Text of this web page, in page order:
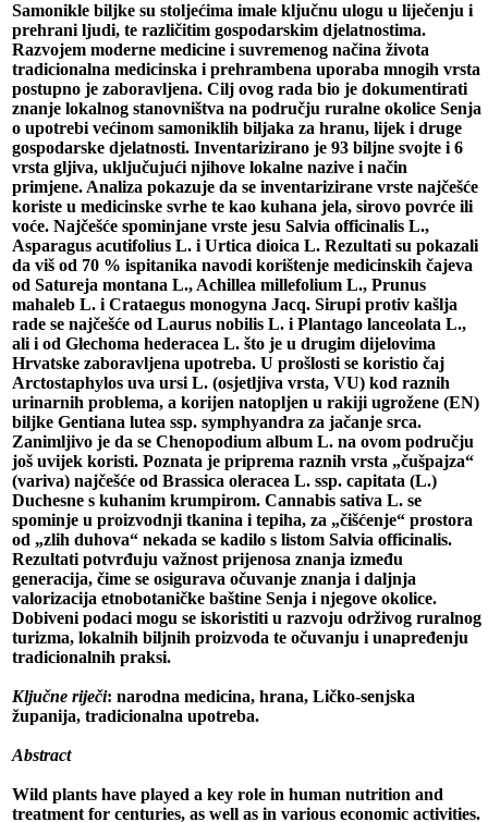
Samonikle biljke su stoljećima imale ključnu ulogu u liječenju i
prehrani ljudi, te različitim gospodarskim djelatnostima.
Razvojem moderne medicine i suvremenog načina života
tradicionalna medicinska i prehrambena uporaba mnogih vrsta
postupno je zaboravljena. Cilj ovog rada bio je dokumentirati
znanje lokalnog stanovništva na području ruralne okolice Senja
o upotrebi većinom samoniklih biljaka za hranu, lijek i druge
gospodarske djelatnosti. Inventarizirano je 93 biljne svojte i 6
vrsta gljiva, uključujući njihove lokalne nazive i način
primjene. Analiza pokazuje da se inventarizirane vrste najčešće
koriste u medicinske svrhe te kao kuhana jela, sirovo povrće ili
voće. Najčešće spominjane vrste jesu Salvia officinalis L.,
Asparagus acutifolius L. i Urtica dioica L. Rezultati su pokazali
da viš od 70 % ispitanika navodi korištenje medicinskih čajeva
od Satureja montana L., Achillea millefolium L., Prunus
mahaleb L. i Crataegus monogyna Jacq. Sirupi protiv kašlja
rade se najčešće od Laurus nobilis L. i Plantago lanceolata L.,
ali i od Glechoma hederacea L. što je u drugim dijelovima
Hrvatske zaboravljena upotreba. U prošlosti se koristio čaj
Arctostaphylos uva ursi L. (osjetljiva vrsta, VU) kod raznih
urinarnih problema, a korijen natopljen u rakiji ugrožene (EN)
biljke Gentiana lutea ssp. symphyandra za jačanje srca.
Zanimljivo je da se Chenopodium album L. na ovom području
još uvijek koristi. Poznata je priprema raznih vrsta „čušpajza“
(variva) najčešće od Brassica oleracea L. ssp. capitata (L.)
Duchesne s kuhanim krumpirom. Cannabis sativa L. se
spominje u proizvodnji tkanina i tepiha, za „čišćenje“ prostora
od „zlih duhova“ nekada se kadilo s listom Salvia officinalis.
Rezultati potvrđuju važnost prijenosa znanja između
generacija, čime se osigurava očuvanje znanja i daljnja
valorizacija etnobotaničke baštine Senja i njegove okolice.
Dobiveni podaci mogu se iskoristiti u razvoju održivog ruralnog
turizma, lokalnih biljnih proizvoda te očuvanju i unapređenju
tradicionalnih praksi.
Ključne riječi: narodna medicina, hrana, Ličko-senjska
županija, tradicionalna upotreba.
Abstract
Wild plants have played a key role in human nutrition and
treatment for centuries, as well as in various economic activities.